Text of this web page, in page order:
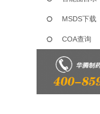
MSDS下载
COA查询